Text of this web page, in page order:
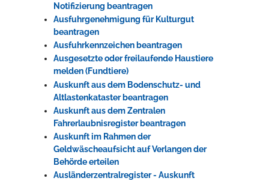
Notifizierung beantragen
Ausfuhrgenehmigung für Kulturgut
beantragen
Ausfuhrkennzeichen beantragen
Ausgesetzte oder freilaufende Haustiere
melden (Fundtiere)
Auskunft aus dem Bodenschutz- und
Altlastenkataster beantragen
Auskunft aus dem Zentralen
Fahrerlaubnisregister beantragen
Auskunft im Rahmen der
Geldwäscheaufsicht auf Verlangen der
Behörde erteilen
Ausländerzentralregister - Auskunft